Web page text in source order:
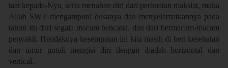
taat kepada-Nya, serta menahan diri dari perbuatan maksiat, maka
Allah SWT mengampuni dosanya dan menyelamatkannya pada
tahun itu dari segala macam bencana, dan dari bermacam-macam
penyakit. Hendaknya kesempatan ini kita masih di beri kesehatan
dan umur untuk mengisi diri dengan ibadah horizontal dan
vertical.